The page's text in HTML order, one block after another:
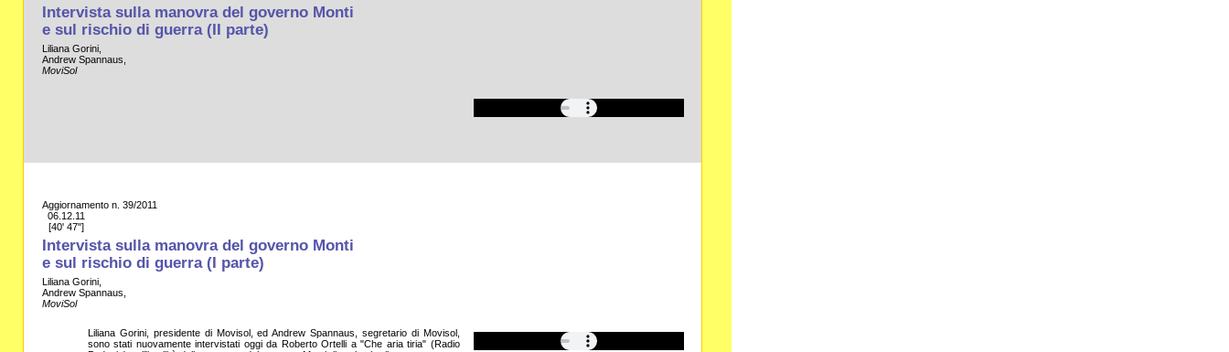
Intervista sulla manovra del governo Monti
e sul rischio di guerra (II parte)
Liliana Gorini,
Andrew Spannaus,
MoviSol
Aggiornamento n. 39/2011
06.12.11
[40' 47"]
Intervista sulla manovra del governo Monti
e sul rischio di guerra (I parte)
Liliana Gorini,
Andrew Spannaus,
MoviSol
Liliana Gorini, presidente di Movisol, ed Andrew Spannaus, segretario di Movisol,
sono stati nuovamente intervistati oggi da Roberto Ortelli a "Che aria tiria" (Radio